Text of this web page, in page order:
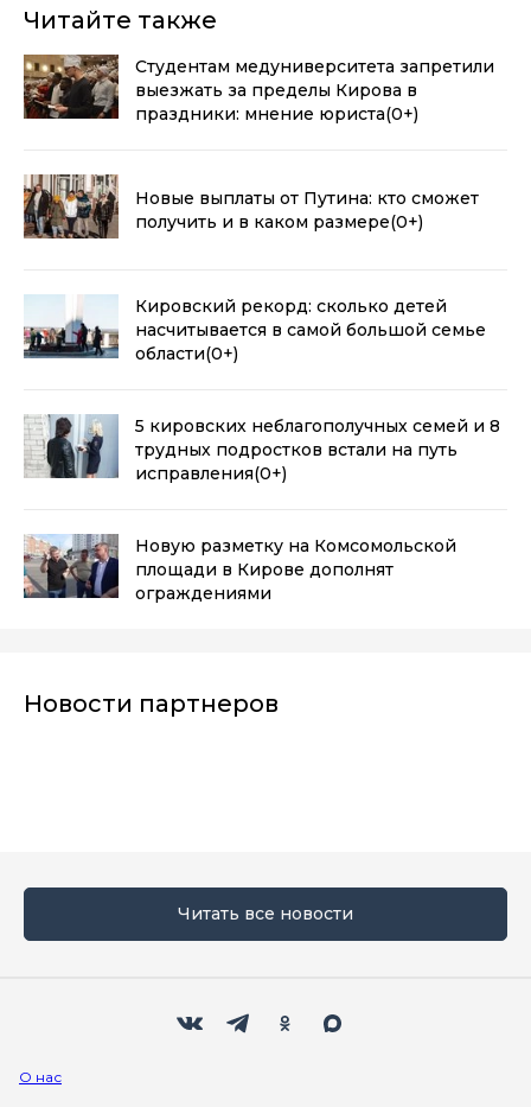
Читайте также
Студентам медуниверситета запретили
выезжать за пределы Кирова в
праздники: мнение юриста(0+)
Новые выплаты от Путина: кто сможет
получить и в каком размере(0+)
Кировский рекорд: сколько детей
насчитывается в самой большой семье
области(0+)
5 кировских неблагополучных семей и 8
трудных подростков встали на путь
исправления(0+)
Новую разметку на Комсомольской
площади в Кирове дополнят
ограждениями
Новости партнеров
Читать все новости
О нас